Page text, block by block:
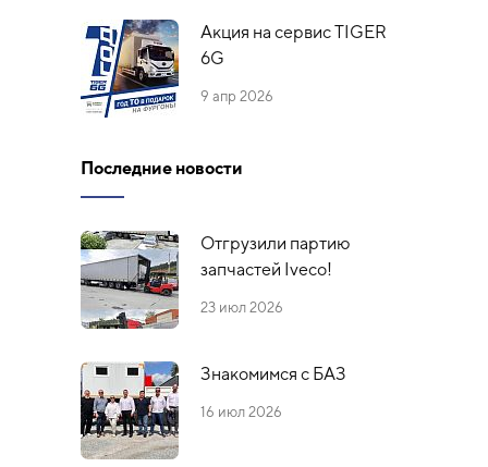
Акция на сервис TIGER
6G
9 апр 2026
Последние новости
Отгрузили партию
запчастей Iveco!
23 июл 2026
Знакомимся с БАЗ
16 июл 2026